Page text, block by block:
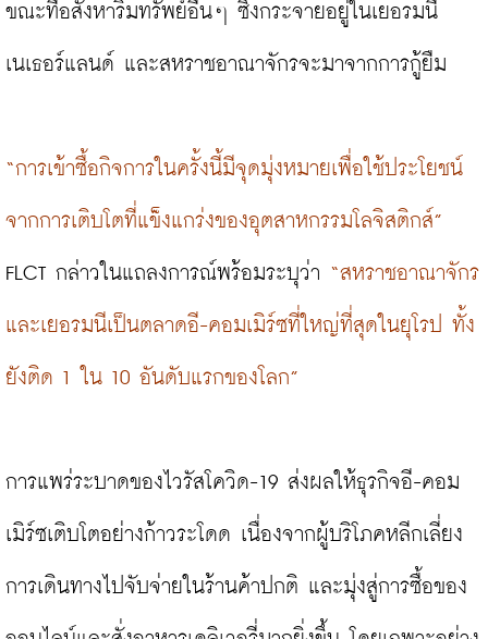
ขณะที่อสังหาริมทรัพย์อื่นๆ ซึ่งกระจายอยู่ในเยอรมนี
เนเธอร์แลนด์ และสหราชอาณาจักรจะมาจากการกู้ยืม
“การเข้าซื้อกิจการในครั้งนี้มีจุดมุ่งหมายเพื่อใช้ประโยชน์
จากการเติบโตที่แข็งแกร่งของอุตสาหกรรมโลจิสติกส์”
FLCT กล่าวในแถลงการณ์พร้อมระบุว่า “สหราชอาณาจักร
และเยอรมนีเป็นตลาดอี-คอมเมิร์ซที่ใหญ่ที่สุดในยุโรป ทั้ง
ยังติด 1 ใน 10 อันดับแรกของโลก”
การแพร่ระบาดของไวรัสโควิด-19 ส่งผลให้ธุรกิจอี-คอม
เมิร์ซเติบโตอย่างก้าวระโดด เนื่องจากผู้บริโภคหลีกเลี่ยง
การเดินทางไปจับจ่ายในร้านค้าปกติ และมุ่งสู่การซื้อของ